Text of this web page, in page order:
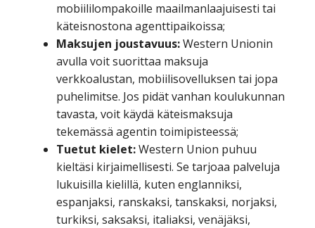
mobiililompakoille maailmanlaajuisesti tai
käteisnostona agenttipaikoissa;
Maksujen joustavuus:Western Unionin
avulla voit suorittaa maksuja
verkkoalustan, mobiilisovelluksen tai jopa
puhelimitse. Jos pidät vanhan koulukunnan
tavasta, voit käydä käteismaksuja
tekemässä agentin toimipisteessä;
Tuetut kielet:Western Union puhuu
kieltäsi kirjaimellisesti. Se tarjoaa palveluja
lukuisilla kielillä, kuten englanniksi,
espanjaksi, ranskaksi, tanskaksi, norjaksi,
turkiksi, saksaksi, italiaksi, venäjäksi,